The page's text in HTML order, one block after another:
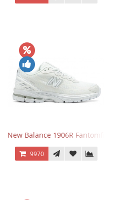
New Balance 1906R Fantomfit White
9970